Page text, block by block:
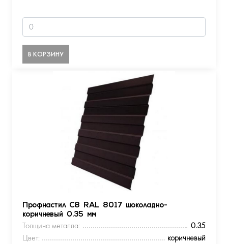
В КОРЗИНУ
Профнастил С8 RAL 8017 шоколадно-
коричневый 0.35 мм
Толщина металла:
0.35
Цвет:
коричневый